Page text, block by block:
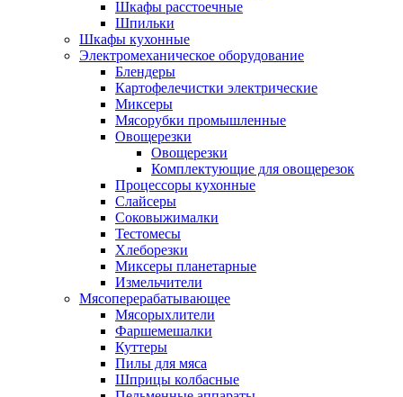
Шкафы расстоечные
Шпильки
Шкафы кухонные
Электромеханическое оборудование
Блендеры
Картофелечистки электрические
Миксеры
Мясорубки промышленные
Овощерезки
Овощерезки
Комплектующие для овощерезок
Процессоры кухонные
Слайсеры
Соковыжималки
Тестомесы
Хлеборезки
Миксеры планетарные
Измельчители
Мясоперерабатывающее
Мясорыхлители
Фаршемешалки
Куттеры
Пилы для мяса
Шприцы колбасные